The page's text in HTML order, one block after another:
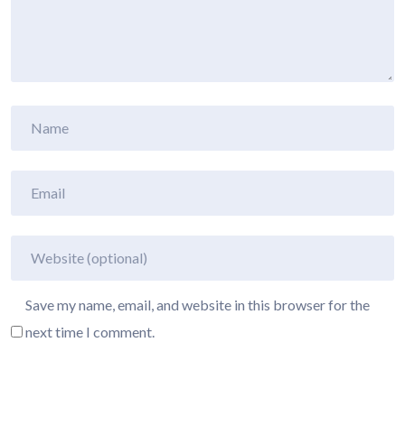
Save my name, email, and website in this browser for the
next time I comment.